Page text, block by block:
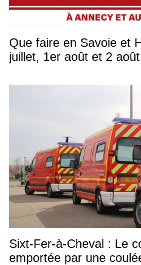
Que faire en Savoie et
Sixt-Fer-à-Cheval : Le
emportée par une